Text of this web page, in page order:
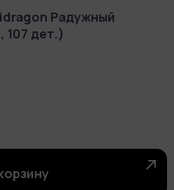
Радужный
107 дет.)